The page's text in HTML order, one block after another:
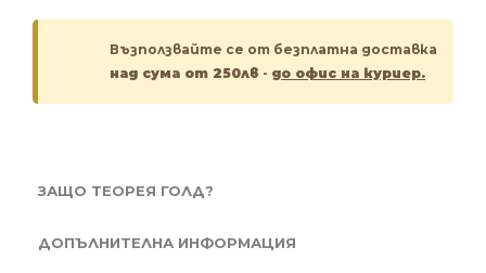
Възползвайте се от безплатна доставка
над сума от 250лв - до офис на куриер.
ЗАЩО ТЕОРЕЯ ГОЛД?
ДОПЪЛНИТЕЛНА ИНФОРМАЦИЯ